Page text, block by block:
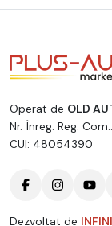
Operat de OLD
Nr. Înreg. Reg.
CUI: 48054390
Dezvoltat de